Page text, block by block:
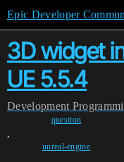
Epic Developer
3D widget
UE 5.5.4
Development
question
,
unreal-engine